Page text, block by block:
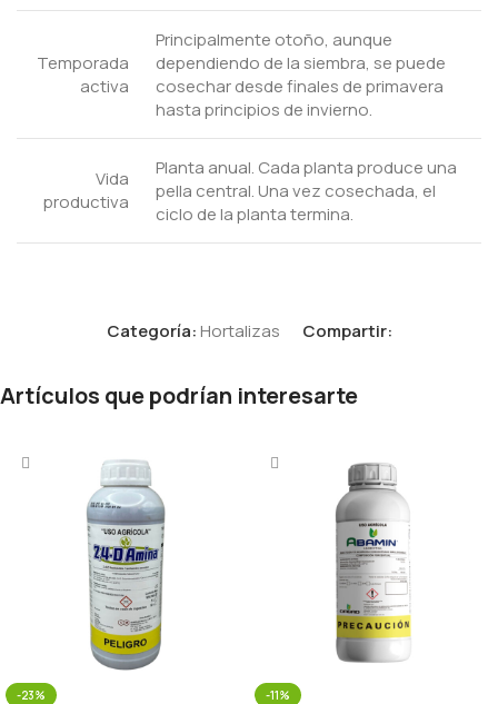
Temporada
activa
Principalmente otoño, aunque
dependiendo de la siembra, se puede
cosechar desde finales de primavera
hasta principios de invierno.
Vida
productiva
Planta anual. Cada planta produce una
pella central. Una vez cosechada, el
ciclo de la planta termina.
Categoría:Hortalizas Compartir:
Artículos que podrían interesarte
-23% -11%